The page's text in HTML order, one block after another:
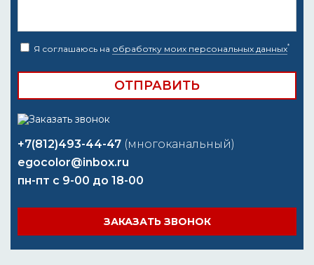
Я соглашаюсь на обработку моих персональных данных*
+7(812)493-44-47 (многоканальный)
egocolor@inbox.ru
пн-пт с 9-00 до 18-00
ЗАКАЗАТЬ ЗВОНОК